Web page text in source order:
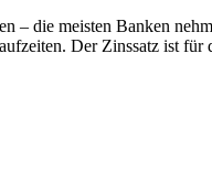
– die meisten Banken
Der Zinssatz ist für